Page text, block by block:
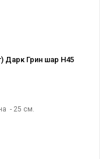
Дарк Грин шар H45
- 25 см.